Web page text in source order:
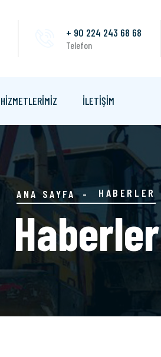
+ 90 224 243 68 68
Telefon
HIZMETLERIMIZ İLETİŞİM
ANA SAYFA HABERLER
Haberler